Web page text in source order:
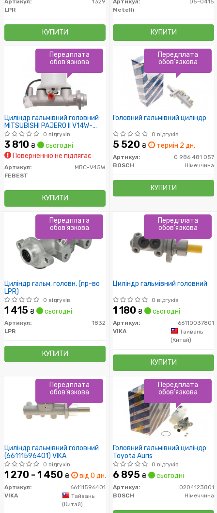
Артикул:
1329
LPR
КУПИТИ
Артикул:
05-0415
Metelli
КУПИТИ
Циліндр гальмівний головний
MITSUBISHI PAJERO II V14W-
V55W 1991-2004
0 відгуків
3 810 ₴
сьогодні
Поверненню не підлягає
Артикул:
MBC-V45W
FEBEST
КУПИТИ
Передплата
обов'язкова
Головний гальмівний циліндр
0 відгуків
5 520 ₴ термін 2 дн.
Артикул:
0 986 481 057
BOSCH
Німеччина
КУПИТИ
Передплата
обов'язкова
Циліндр гальм. головн. (пр-во
LPR)
0 відгуків
1 415 ₴ сьогодні
Артикул:
1832
LPR
КУПИТИ
Передплата
обов'язкова
Циліндр гальмівний головний
0 відгуків
1 180 ₴ сьогодні
Артикул:
66110037801
VIKA
Тайвань
(Китай)
КУПИТИ
Передплата
обов'язкова
Циліндр гальмівний головний
(66111596401) VIKA
0 відгуків
1 270 - 1 450 ₴ від 0 дн.
Артикул:
66111596401
VIKA
Тайвань
(Китай)
Передплата
обов'язкова
Головний гальмівний циліндр
Toyota Auris
0 відгуків
6 895 ₴ сьогодні
Артикул:
0204123801
BOSCH
Німеччина
Передплата
обов'язкова